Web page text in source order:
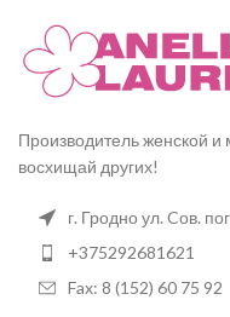
Производитель женской
восхищай других!
г. Гродно ул. Cов.
+375292681621
Fax: 8 (152) 60 75 92